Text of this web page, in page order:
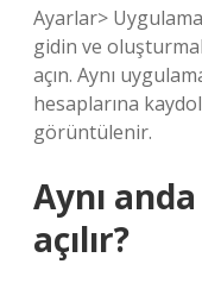
Ayarlar>
gidin ve
açın. Aynı
hesaplarına
görüntülenir.
Aynı
açılır?